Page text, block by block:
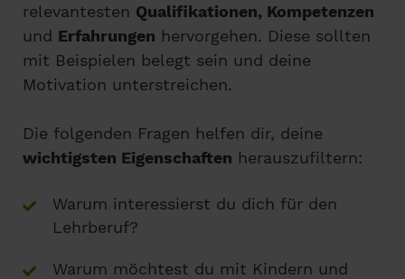
relevantesten Qualifikationen, Kompetenzen
und Erfahrungen hervorgehen. Diese sollten
mit Beispielen belegt sein und deine
Motivation unterstreichen.
Die folgenden Fragen helfen dir, deine
wichtigsten Eigenschaften herauszufiltern:
Warum interessierst du dich für den
Lehrberuf?
Warum möchtest du mit Kindern und